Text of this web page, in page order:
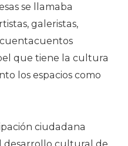
se llamaba
galeristas,
que tiene la cultura
los espacios como
ciudadana